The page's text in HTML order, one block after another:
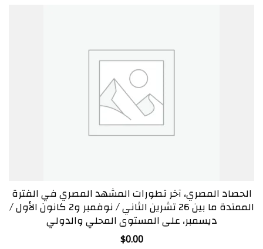
الحصاد المصري، آخر تطورات المشهد المصري في الفترة
الممتدة ما بين 26 تشرين الثاني / نوفمبر و2 كانون الأول /
ديسمبر، على المستوى المحلي والدولي
$0.00